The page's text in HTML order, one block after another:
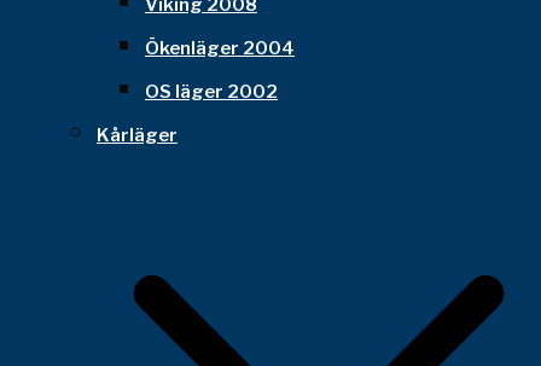
Viking 2008
Ökenläger 2004
OS läger 2002
Kårläger